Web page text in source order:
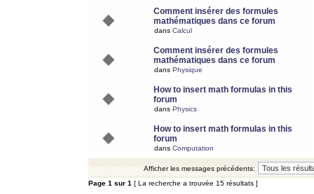
Comment insérer des formules
mathématiques dans ce forum
dans Calcul
Comment insérer des formules
mathématiques dans ce forum
dans Physique
How to insert math formulas in this
forum
dans Physics
How to insert math formulas in this
forum
dans Computation
Afficher les messages précédents:
Page 1 sur 1 [ La recherche a trouvée 15 résultats ]